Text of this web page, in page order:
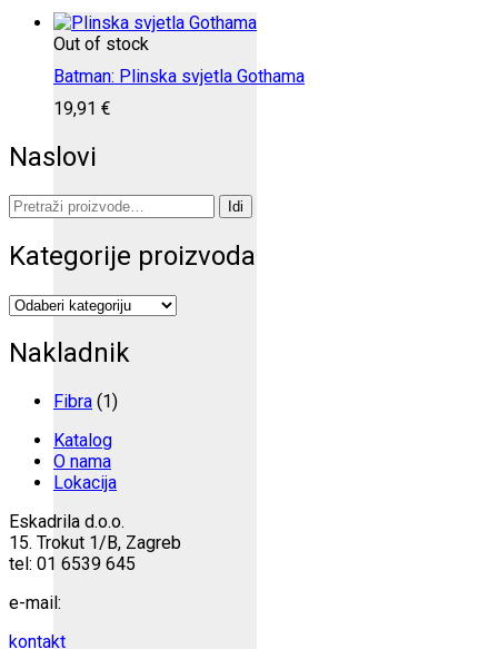
Out of stock
Batman: Plinska svjetla Gothama
19,91 €
Naslovi
Pretraži: Idi
Kategorije proizvoda
Nakladnik
Fibra (1)
Katalog
O nama
Lokacija
Eskadrila d.o.o.
15. Trokut 1/B, Zagreb
tel: 01 6539 645
e-mail:
kontakt